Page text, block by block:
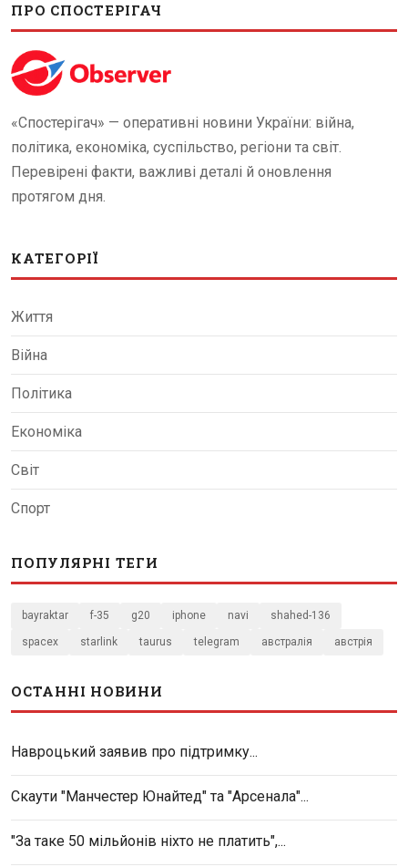
ПРО СПОСТЕРІГАЧ
«Спостерігач» — оперативні новини України: війна,
політика, економіка, суспільство, регіони та світ.
Перевірені факти, важливі деталі й оновлення
протягом дня.
КАТЕГОРІЇ
Життя
Війна
Політика
Економіка
Світ
Спорт
ПОПУЛЯРНІ ТЕГИ
bayraktar f-35 g20 iphone navi shahed-136
spacex starlink taurus telegram австралія австрія
ОСТАННІ НОВИНИ
Навроцький заявив про підтримку...
Скаути "Манчестер Юнайтед" та "Арсенала"...
"За таке 50 мільйонів ніхто не платить",...